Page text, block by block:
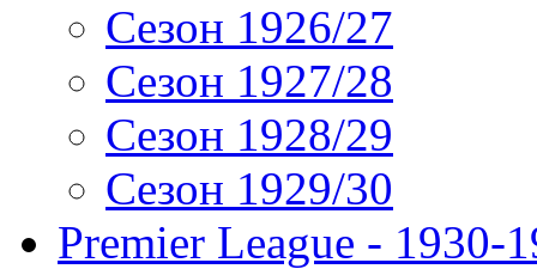
Сезон 1926/27
Сезон 1927/28
Сезон 1928/29
Сезон 1929/30
Premier League - 1930-